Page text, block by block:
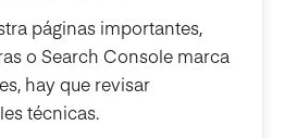
páginas importantes,
o Search Console marca
hay que revisar
técnicas.